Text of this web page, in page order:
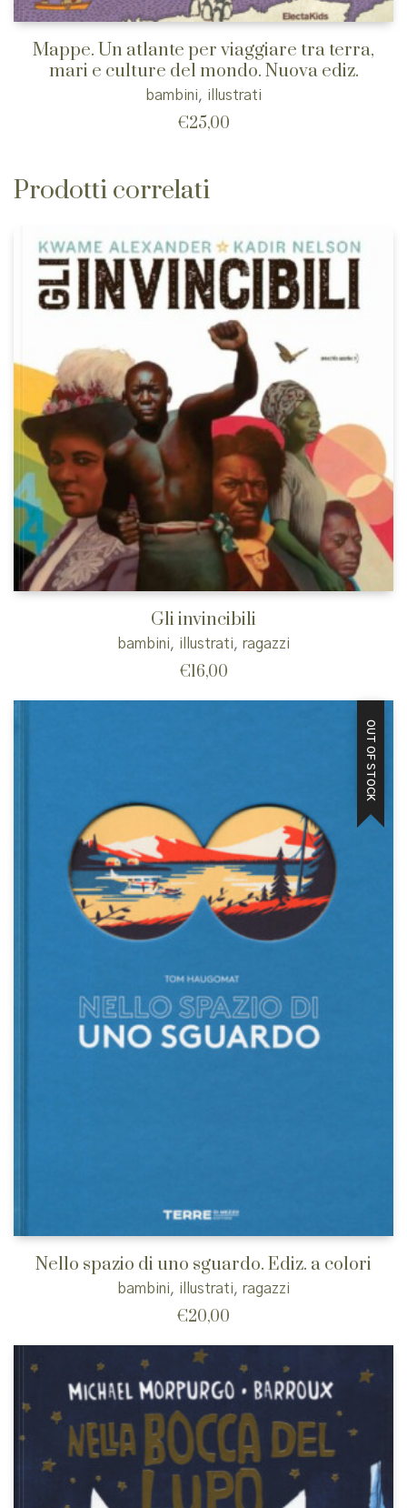
Mappe. Un atlante per viaggiare tra terra,
mari e culture del mondo. Nuova ediz.
bambini, illustrati
€25,00
Prodotti correlati
Gli invincibili
bambini, illustrati, ragazzi
€16,00
OUT OF STOCK
Nello spazio di uno sguardo. Ediz. a colori
bambini, illustrati, ragazzi
€20,00